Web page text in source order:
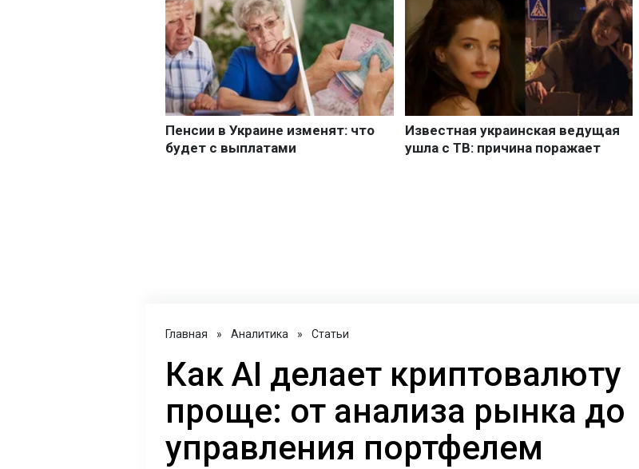
Главная » Аналитика » Статьи
Как AI делает криптовалюту
проще: от анализа рынка до
управления портфелем